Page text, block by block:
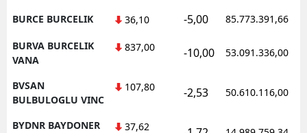
BURCE BURCELIK 36,10 -5,00 85.773.391,66
BURVA BURCELIK
VANA
837,00 -10,00 53.091.336,00
BVSAN
BULBULOGLU VINC
107,80 -2,53 50.610.116,00
BYDNR BAYDONER
37,62